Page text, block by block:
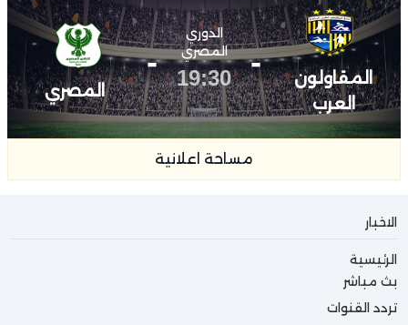
المقاولون
العرب
-
الدوري
المصري
19:30
-
المصري
مساحة اعلانية
الاخبار
الرئيسية
بث مباشر
تردد القنوات